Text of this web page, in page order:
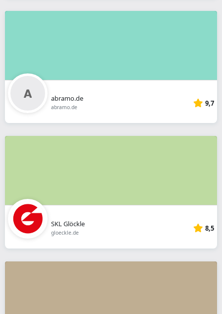
abramo.de
abramo.de 9,7
SKL Glöckle
gloeckle.de 8,5